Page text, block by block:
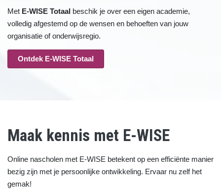
Met E-WISE Totaal beschik je over een eigen academie,
volledig afgestemd op de wensen en behoeften van jouw
organisatie of onderwijsregio.
Ontdek E-WISE Totaal
Maak kennis met E-WISE
Online nascholen met E-WISE betekent op een efficiënte manier
bezig zijn met je persoonlijke ontwikkeling. Ervaar nu zelf het
gemak!